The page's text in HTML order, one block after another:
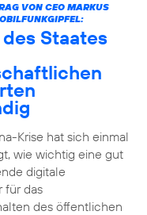
VON CEO MARKUS
Staates
Krise hat sich einmal
wie wichtig eine gut
digitale
für das
des öffentlichen